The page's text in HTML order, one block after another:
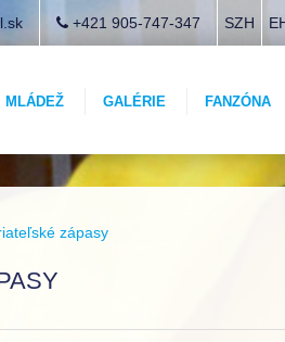
SZH
+421 905-747-347
MLÁDEŽ GALÉRIE FANZÓNA
zápasy